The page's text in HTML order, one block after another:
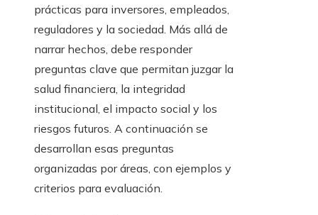
prácticas para inversores, empleados,
reguladores y la sociedad. Más allá de
narrar hechos, debe responder
preguntas clave que permitan juzgar la
salud financiera, la integridad
institucional, el impacto social y los
riesgos futuros. A continuación se
desarrollan esas preguntas
organizadas por áreas, con ejemplos y
criterios para evaluación.